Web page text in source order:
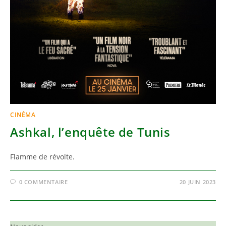
CINÉMA
Ashkal, l’enquête de Tunis
Flamme de révolte.
0 COMMENTAIRE 20 JUIN 2023